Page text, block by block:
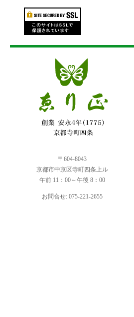
〒604-8043
京都市中京区寺町四条上ル
午前 11：00～午後 8：00
お問合せ: 075-221-2655